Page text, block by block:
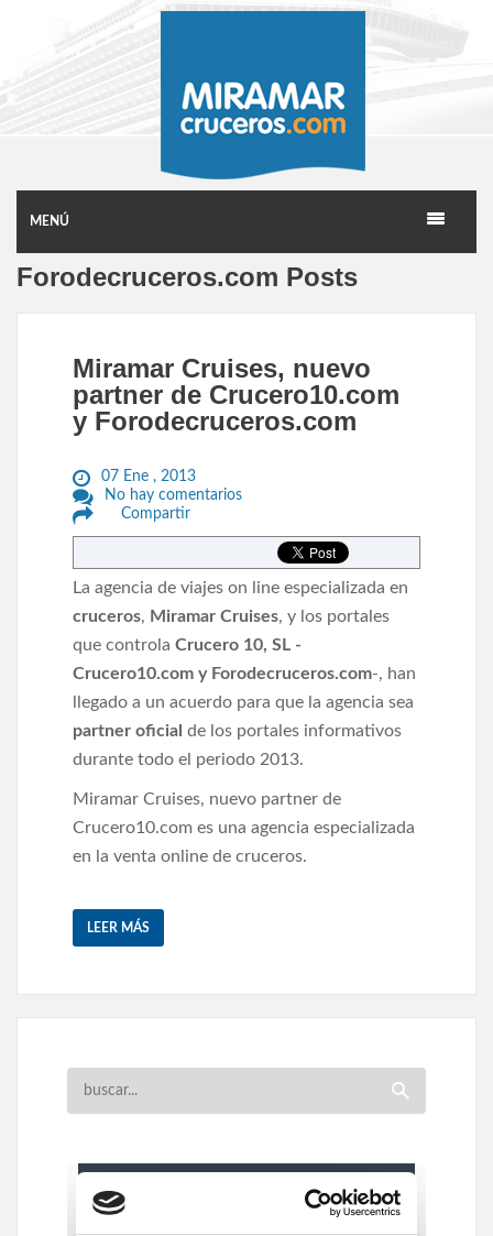
MENÚ
Forodecruceros.com Posts
Miramar Cruises, nuevo
partner de Crucero10.com
y Forodecruceros.com
07 Ene , 2013
No hay comentarios
Compartir
La agencia de viajes on line especializada en
cruceros, Miramar Cruises, y los portales
que controla Crucero 10, SL -
Crucero10.com y Forodecruceros.com-, han
llegado a un acuerdo para que la agencia sea
partner oficial de los portales informativos
durante todo el periodo 2013.
Miramar Cruises, nuevo partner de
Crucero10.com es una agencia especializada
en la venta online de cruceros.
LEER MÁS